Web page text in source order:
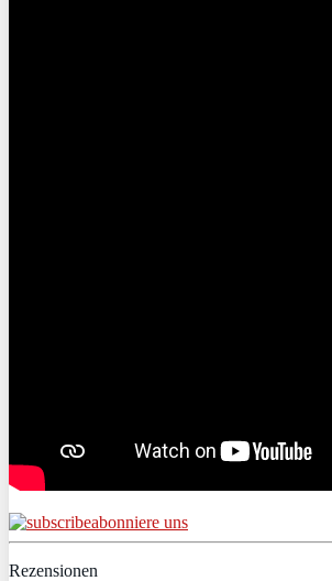
abonniere uns
Rezensionen